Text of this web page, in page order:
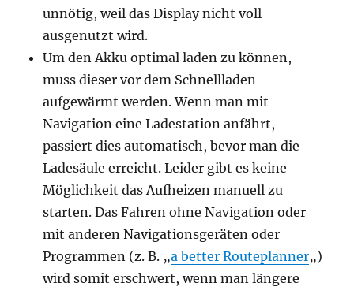
unnötig, weil das Display nicht voll
ausgenutzt wird.
Um den Akku optimal laden zu können,
muss dieser vor dem Schnellladen
aufgewärmt werden. Wenn man mit
Navigation eine Ladestation anfährt,
passiert dies automatisch, bevor man die
Ladesäule erreicht. Leider gibt es keine
Möglichkeit das Aufheizen manuell zu
starten. Das Fahren ohne Navigation oder
mit anderen Navigationsgeräten oder
Programmen (z. B. „a better Routeplanner„)
wird somit erschwert, wenn man längere